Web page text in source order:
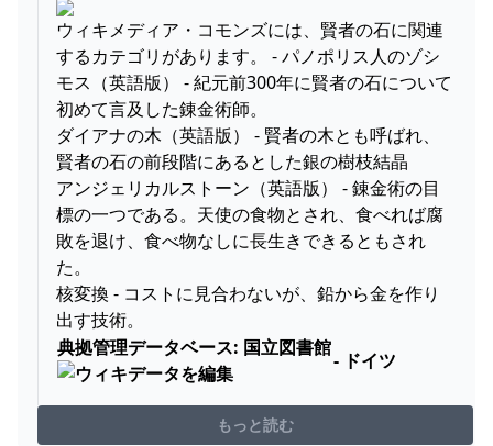
ウィキメディア・コモンズには、賢者の石に関連
するカテゴリがあります。 - パノポリス人のゾシ
モス（英語版） - 紀元前300年に賢者の石について
初めて言及した錬金術師。
ダイアナの木（英語版） - 賢者の木とも呼ばれ、
賢者の石の前段階にあるとした銀の樹枝結晶
アンジェリカルストーン（英語版） - 錬金術の目
標の一つである。天使の食物とされ、食べれば腐
敗を退け、食べ物なしに長生きできるともされ
た。
核変換 - コストに見合わないが、鉛から金を作り
出す技術。
典拠管理データベース: 国立図書館
- ドイツ
もっと読む